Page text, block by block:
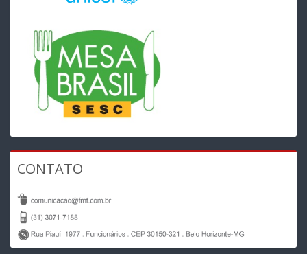
CONTATO